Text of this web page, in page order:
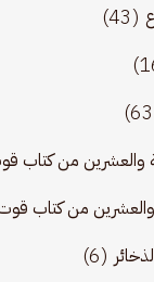
(43)
والعشرين من كتاب
والعشرين من كتاب
(6)